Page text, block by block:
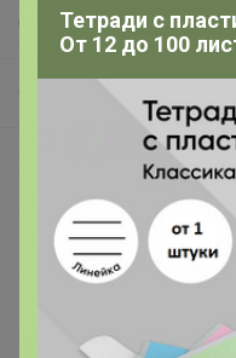
Покупают
Тетради с
От 12 до 100